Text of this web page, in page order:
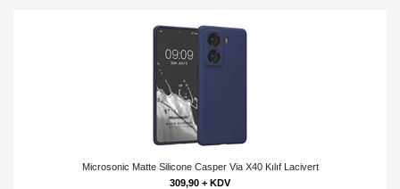
Microsonic Matte Silicone Casper Via X40 Kılıf Lacivert
309,90 + KDV